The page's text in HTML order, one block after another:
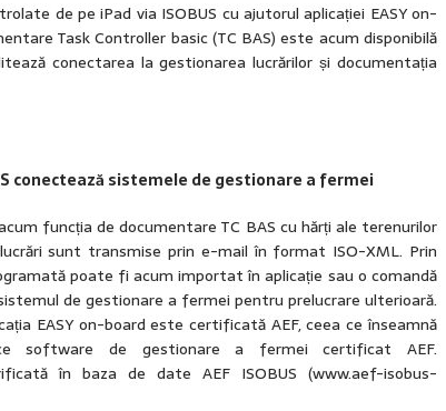
de pe iPad via ISOBUS cu ajutorul aplicației EASY on-
Task Controller basic (TC BAS) este acum disponibilă
conectarea la gestionarea lucrărilor și documentația
conectează sistemele de gestionare a fermei
funcția de documentare TC BAS cu hărți ale terenurilor
sunt transmise prin e-mail în format ISO-XML. Prin
poate fi acum importat în aplicație sau o comandă
de gestionare a fermei pentru prelucrare ulterioară.
EASY on-board este certificată AEF, ceea ce înseamnă
software de gestionare a fermei certificat AEF.
în baza de date AEF ISOBUS (www.aef-isobus-